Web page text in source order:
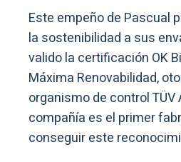
Este empeño de Pascual
la sostenibilidad a sus
valido la certificación OK
Máxima Renovabilidad,
organismo de control TÜV
compañía es el primer
conseguir este